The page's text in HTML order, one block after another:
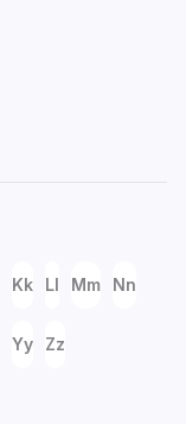
Kk Ll Mm Nn
Yy Zz